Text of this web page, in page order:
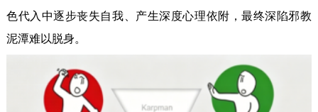
色代入中逐步丧失自我、产生深度心理依附，最终深陷邪教
泥潭难以脱身。